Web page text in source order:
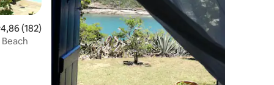
av 5 i genomsnittligt betyg, 182 omdömen
4,86 (182)